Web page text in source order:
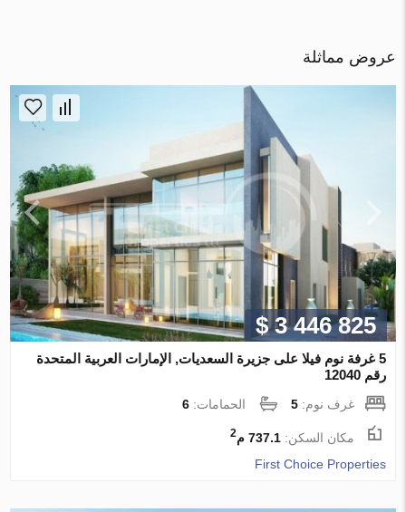
عروض مماثلة
$ 3 446 825
5 غرفة نوم فيلا على جزيرة السعديات, الإمارات العربية المتحدة
رقم 12040
غرف نوم:5 الحمامات:6
مكان السكن:737.1 م 2
First Choice Properties